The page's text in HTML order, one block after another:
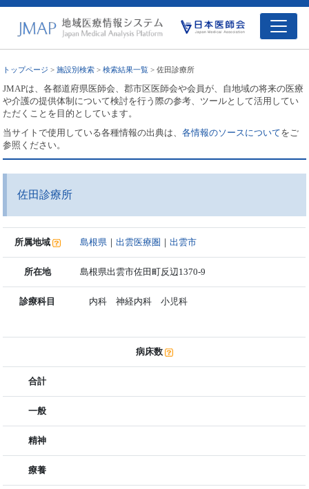
トップページ >施設別検索 >検索結果一覧 > 佐田診療所
JMAPは、各都道府県医師会、郡市区医師会や会員が、自地域の将来の医療
や介護の提供体制について検討を行う際の参考、ツールとして活用してい
ただくことを目的としています。
当サイトで使用している各種情報の出典は、各情報のソースについてをご
参照ください。
佐田診療所
所属地域 島根県 ｜出雲医療圏 ｜出雲市
所在地 島根県出雲市佐田町反辺1370-9
診療科目 内科 神経内科 小児科
病床数
合計
一般
精神
療養